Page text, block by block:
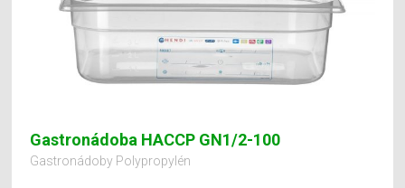
Gastronádoba HACCP GN1/2-100
Gastronádoby Polypropylén